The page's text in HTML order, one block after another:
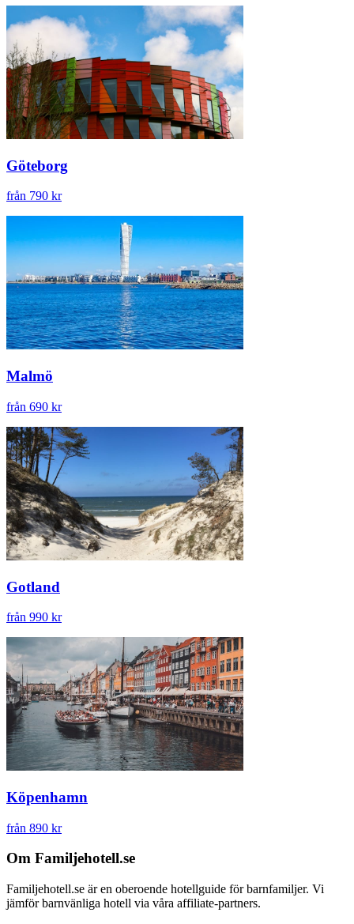
Göteborg
från 790 kr
Malmö
från 690 kr
Gotland
från 990 kr
Köpenhamn
från 890 kr
Om Familjehotell.se
Familjehotell.se är en oberoende hotellguide för barnfamiljer. Vi
jämför barnvänliga hotell via våra affiliate-partners.